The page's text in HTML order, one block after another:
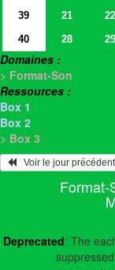
39
21 22
40
28 29
Domaines :
> Format-Son
Ressources :
Box 1
Box 2
> Box 3
   Voir le jour précédent
Format-
Deprecated: The